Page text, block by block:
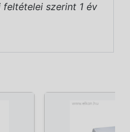
szerint 1 év